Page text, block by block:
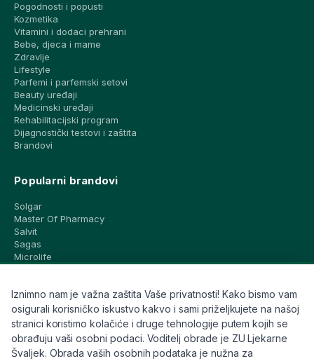
Pogodnosti i popusti
Kozmetika
Vitamini i dodaci prehrani
Bebe, djeca i mame
Zdravlje
Lifestyle
Parfemi i parfemski setovi
Beauty uređaji
Medicinski uređaji
Rehabilitacijski program
Dijagnostički testovi i zaštita
Brandovi
Popularni brandovi
Solgar
Master Of Pharmacy
Salvit
Sagas
Microlife
CeraVe
Eucerin
Avene
Bioderma
Svi brandovi
Iznimno nam je važna zaštita Vaše privatnosti! Kako bismo vam
osigurali korisničko iskustvo kakvo i sami priželjkujete na našoj
stranici koristimo kolačiće i druge tehnologije putem kojih se
obrađuju vaši osobni podaci. Voditelj obrade je ZU Ljekarne
Švaljek. Obrada vaših osobnih podataka je nužna za